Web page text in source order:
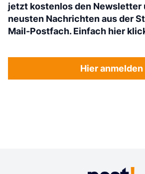
jetzt kostenlos den Newsletter
neusten Nachrichten aus der
Mail-Postfach. Einfach hier
Hier anmelden